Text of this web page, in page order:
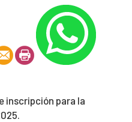
inscripción para la